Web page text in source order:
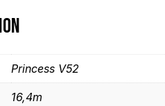
Princess V52
16,4m